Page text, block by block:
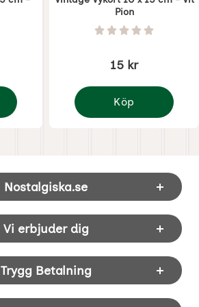
av 5
x 15 cm - Syren
Pion
Art. nr 8746 Betyg: 0 Stjärnor
15 kr
Köp
Vintage Vykort 10 x
info och länkar
Nostalgiska.se
Vi erbjuder dig
Trygg Betalning